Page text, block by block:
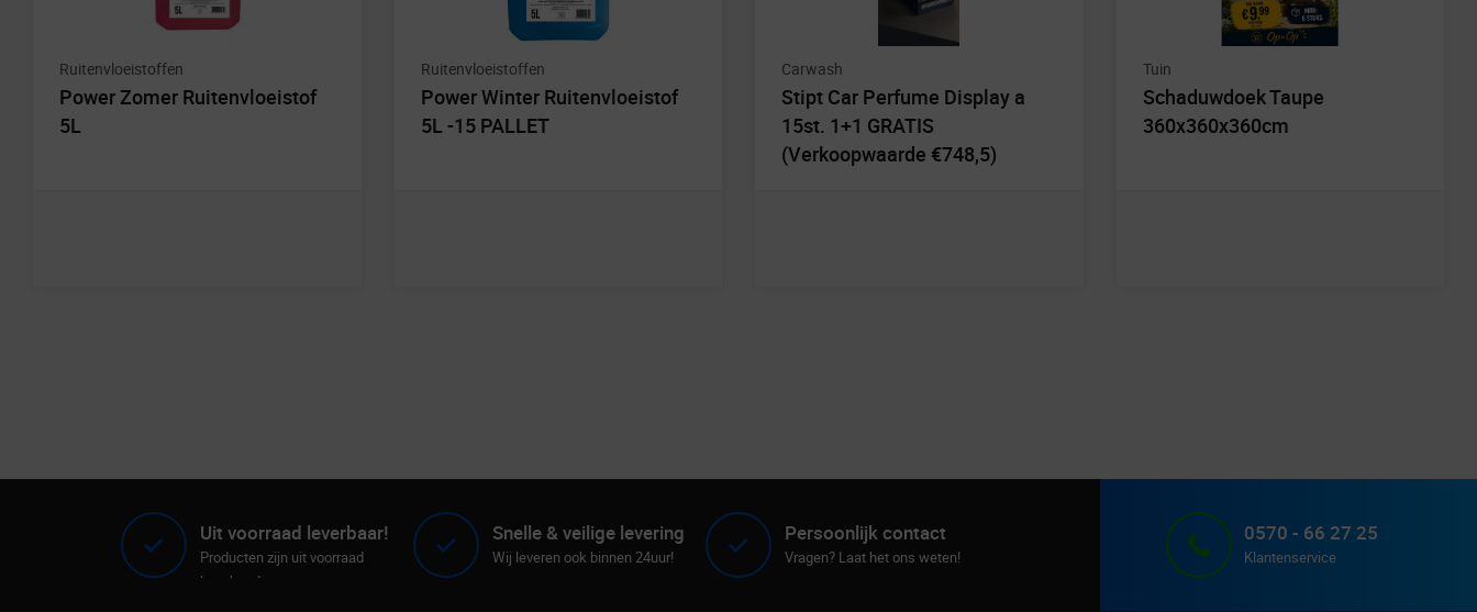
Ruitenvloeistoffen
Power Zomer Ruitenvloeistof
5L
Ruitenvloeistoffen
Power Winter Ruitenvloeistof
5L -15 PALLET
Carwash
Stipt Car Perfume Display a
15st. 1+1 GRATIS
(Verkoopwaarde €748,5)
Tuin
Schaduwdoek Taupe
360x360x360cm
Uit voorraad leverbaar!
Producten zijn uit voorraad
leverbaar!
Snelle & veilige levering
Wij leveren ook binnen 24uur!
Persoonlijk contact
Vragen? Laat het ons weten!
0570 - 66 27 25
Klantenservice